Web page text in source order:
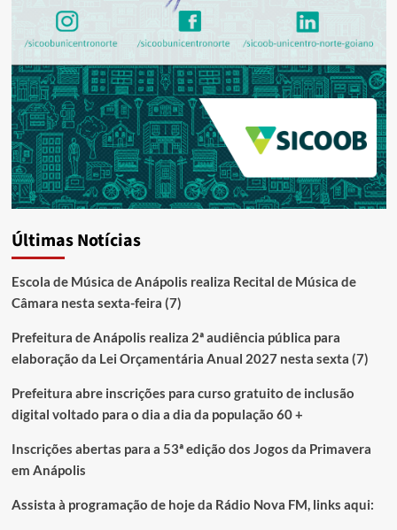
Últimas Notícias
Escola de Música de Anápolis realiza Recital de Música de
Câmara nesta sexta-feira (7)
Prefeitura de Anápolis realiza 2ª audiência pública para
elaboração da Lei Orçamentária Anual 2027 nesta sexta (7)
Prefeitura abre inscrições para curso gratuito de inclusão
digital voltado para o dia a dia da população 60 +
Inscrições abertas para a 53ª edição dos Jogos da Primavera
em Anápolis
Assista à programação de hoje da Rádio Nova FM, links aqui: